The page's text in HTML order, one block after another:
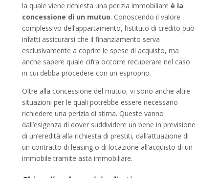
la quale viene richiesta una perizia immobiliare è la
concessione di un mutuo. Conoscendo il valore
complessivo dell’appartamento, l’istituto di credito può
infatti assicurarsi che il finanziamento serva
esclusivamente a coprire le spese di acquisto, ma
anche sapere quale cifra occorre recuperare nel caso
in cui debba procedere con un esproprio.
Oltre alla concessione del mutuo, vi sono anche altre
situazioni per le quali potrebbe essere necessario
richiedere una perizia di stima. Queste vanno
dall’esigenza di dover suddividere un bene in previsione
di un’eredità alla richiesta di prestiti, dall’attuazione di
un contratto di leasing o di locazione all’acquisto di un
immobile tramite asta immobiliare.